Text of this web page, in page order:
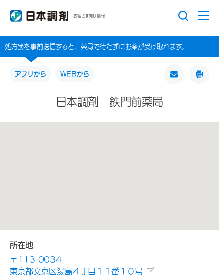
お客さま向け情報
処方箋を事前送信すると、薬局で待たずにお薬が受け取れます。
アプリから WEBから
日本調剤 鉄門前薬局
所在地
〒113-0034
東京都文京区湯島４丁目１１番１０号